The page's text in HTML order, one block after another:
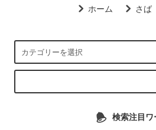
ホーム さば
検索注目ワ